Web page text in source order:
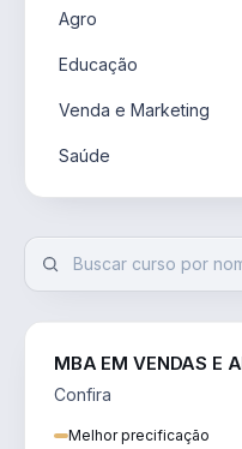
Agro
Educação
Venda e Marketing
Saúde
MBA EM VENDAS E
Confira
Melhor precificação